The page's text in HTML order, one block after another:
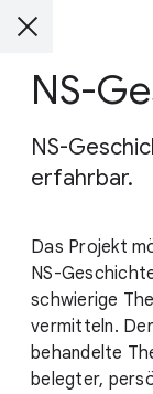
NS-
NS-
erfahrbar.
Das Projekt
NS-
schwierige
vermitteln.
behandelte
belegter,